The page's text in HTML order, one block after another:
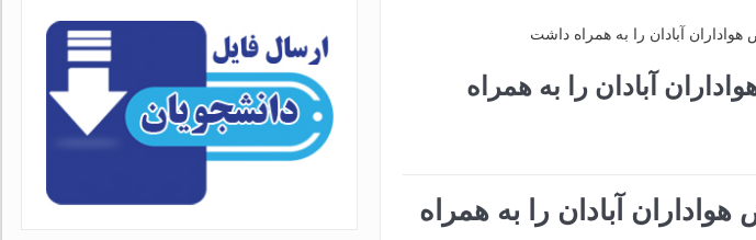
آبادان را به همراه
آبادان را به همراه